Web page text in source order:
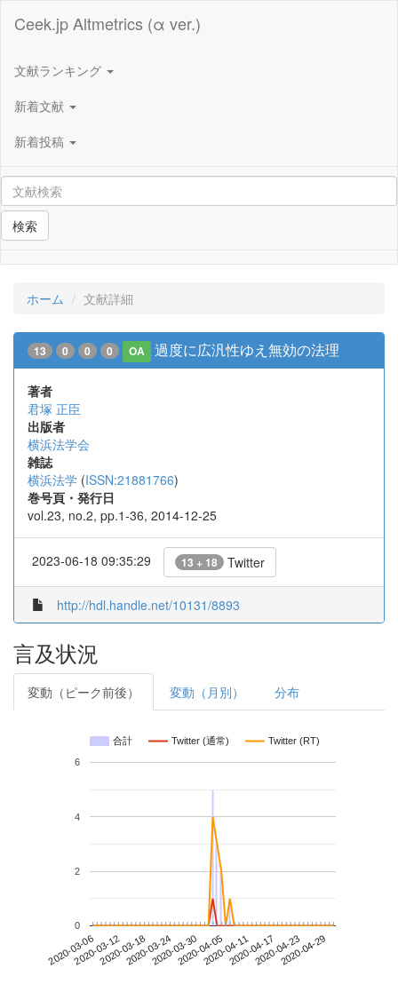
Ceek.jp Altmetrics (α ver.)
文献ランキング
新着文献
新着投稿
検索
ホーム 文献詳細
13 0 0 0 OA 過度に広汎性ゆえ無効の法理
著者
君塚 正臣
出版者
横浜法学会
雑誌
横浜法学 (ISSN:21881766)
巻号頁・発行日
vol.23, no.2, pp.1-36, 2014-12-25
2023-06-18 09:35:29 13 + 18 Twitter
http://hdl.handle.net/10131/8893
言及状況
変動（ピーク前後） 変動（月別） 分布
合計 Twitter (通常) Twitter (RT)
2020-03-062020-03-122020-03-182020-03-242020-03-302020-04-052020-04-112020-04-172020-04-232020-04-29
0
2
4
6